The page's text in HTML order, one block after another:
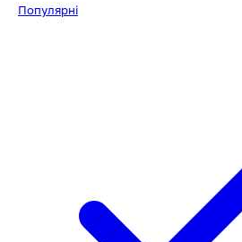
Популярні